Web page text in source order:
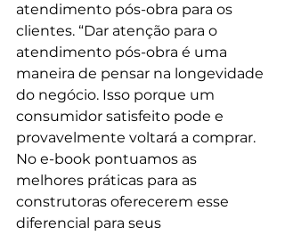
atendimento pós-obra para os
clientes. “Dar atenção para o
atendimento pós-obra é uma
maneira de pensar na longevidade
do negócio. Isso porque um
consumidor satisfeito pode e
provavelmente voltará a comprar.
No e-book pontuamos as
melhores práticas para as
construtoras oferecerem esse
diferencial para seus